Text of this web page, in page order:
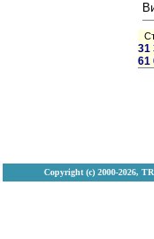
31
61
Copyright (с) 2000-2026,